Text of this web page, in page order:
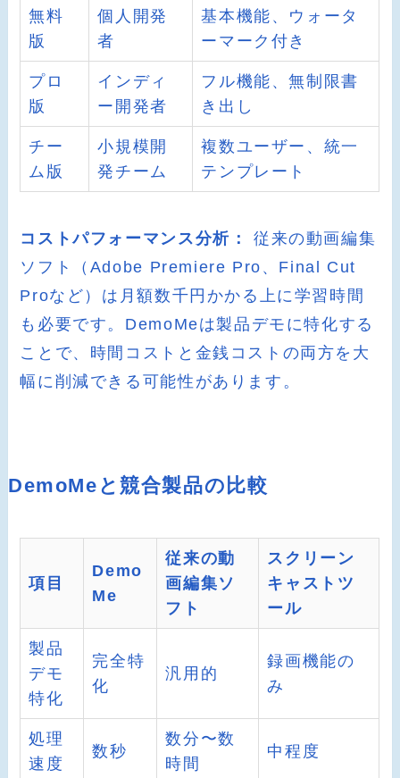
無料
版
個人開発
者
基本機能、ウォータ
ーマーク付き
プロ
版
インディ
ー開発者
フル機能、無制限書
き出し
チー
ム版
小規模開
発チーム
複数ユーザー、統一
テンプレート
コストパフォーマンス分析：
従来の動画編集
ソフト（Adobe Premiere Pro、Final Cut
Proなど）は月額数千円かかる上に学習時間
も必要です。DemoMeは製品デモに特化する
ことで、時間コストと金銭コストの両方を大
幅に削減できる可能性があります。
DemoMeと競合製品の比較
項目
Demo
Me
従来の動
画編集ソ
フト
スクリーン
キャストツ
ール
製品
デモ
特化
完全特
化
汎用的
録画機能の
み
処理
速度
数秒
数分〜数
時間
中程度